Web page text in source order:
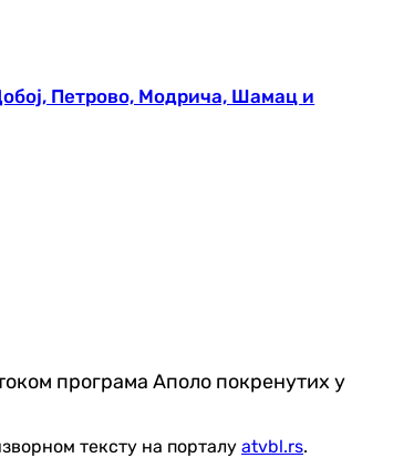
Петрово, Модрича, Шамац и
програма Аполо покренутих у
тексту на порталу atvbl.rs.